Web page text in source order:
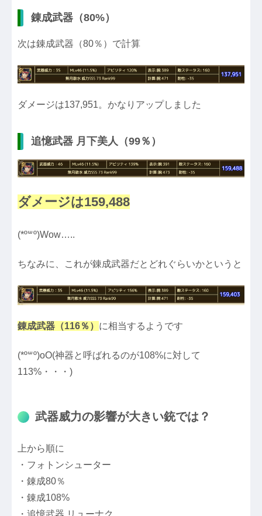
錬成武器（80%）
次は錬成武器（80％）で計算
ダメージは137,951。かなりアップしました
追憶武器 月下美人（99％）
ダメージは159,488
(*º꒳​º)Wow…..
ちなみに、これが錬成武器だとどれぐらいかというと
錬成武器（116％） に相当するようです
(*º꒳​º)oO(神器と呼ばれるのが108%に対して
113%・・・)
武器威力の影響が大きい銃では？
上から順に
・フォトンシューター
・錬成80％
・錬成108%
・追憶武器 リューナク